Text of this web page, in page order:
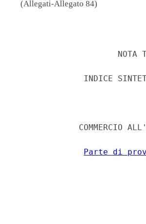
(Allegati-Allegato 84)
NOTA
INDICE
COMMERCIO
Parte di